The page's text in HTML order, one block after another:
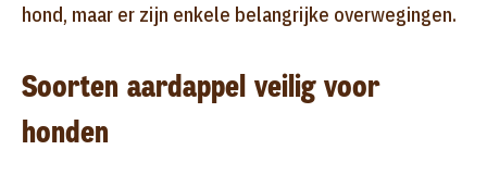
hond, maar er zijn enkele belangrijke overwegingen.
Soorten aardappel veilig voor
honden